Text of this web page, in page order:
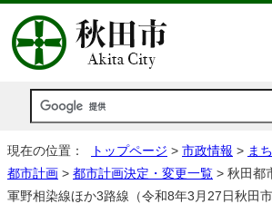
現在の位置： トップページ > 市政情報 > ま
都市計画 > 都市計画決定・変更一覧 > 秋田都
軍野相染線ほか3路線（令和8年3月27日秋田市